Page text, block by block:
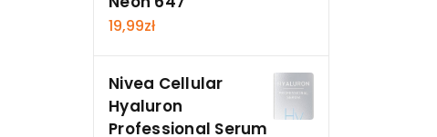
19,99zł
Nivea Cellular
Hyaluron
Professional Serum